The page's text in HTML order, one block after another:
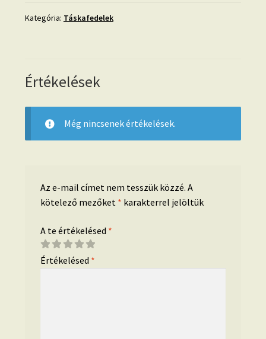
Kategória: Táskafedelek
Értékelések
Még nincsenek értékelések.
Az e-mail címet nem tesszük közzé. A
kötelező mezőket * karakterrel jelöltük
A te értékelésed *
Értékelésed *